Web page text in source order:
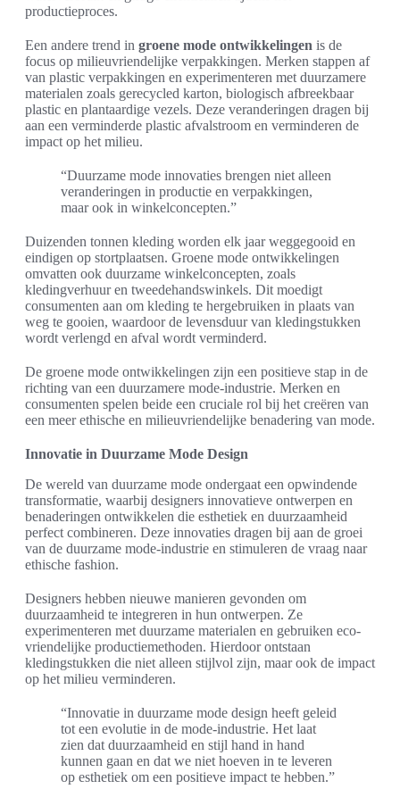
productieproces.
Een andere trend in groene mode ontwikkelingen is de
focus op milieuvriendelijke verpakkingen. Merken stappen af
van plastic verpakkingen en experimenteren met duurzamere
materialen zoals gerecycled karton, biologisch afbreekbaar
plastic en plantaardige vezels. Deze veranderingen dragen bij
aan een verminderde plastic afvalstroom en verminderen de
impact op het milieu.
“Duurzame mode innovaties brengen niet alleen
veranderingen in productie en verpakkingen,
maar ook in winkelconcepten.”
Duizenden tonnen kleding worden elk jaar weggegooid en
eindigen op stortplaatsen. Groene mode ontwikkelingen
omvatten ook duurzame winkelconcepten, zoals
kledingverhuur en tweedehandswinkels. Dit moedigt
consumenten aan om kleding te hergebruiken in plaats van
weg te gooien, waardoor de levensduur van kledingstukken
wordt verlengd en afval wordt verminderd.
De groene mode ontwikkelingen zijn een positieve stap in de
richting van een duurzamere mode-industrie. Merken en
consumenten spelen beide een cruciale rol bij het creëren van
een meer ethische en milieuvriendelijke benadering van mode.
Innovatie in Duurzame Mode Design
De wereld van duurzame mode ondergaat een opwindende
transformatie, waarbij designers innovatieve ontwerpen en
benaderingen ontwikkelen die esthetiek en duurzaamheid
perfect combineren. Deze innovaties dragen bij aan de groei
van de duurzame mode-industrie en stimuleren de vraag naar
ethische fashion.
Designers hebben nieuwe manieren gevonden om
duurzaamheid te integreren in hun ontwerpen. Ze
experimenteren met duurzame materialen en gebruiken eco-
vriendelijke productiemethoden. Hierdoor ontstaan
kledingstukken die niet alleen stijlvol zijn, maar ook de impact
op het milieu verminderen.
“Innovatie in duurzame mode design heeft geleid
tot een evolutie in de mode-industrie. Het laat
zien dat duurzaamheid en stijl hand in hand
kunnen gaan en dat we niet hoeven in te leveren
op esthetiek om een positieve impact te hebben.”